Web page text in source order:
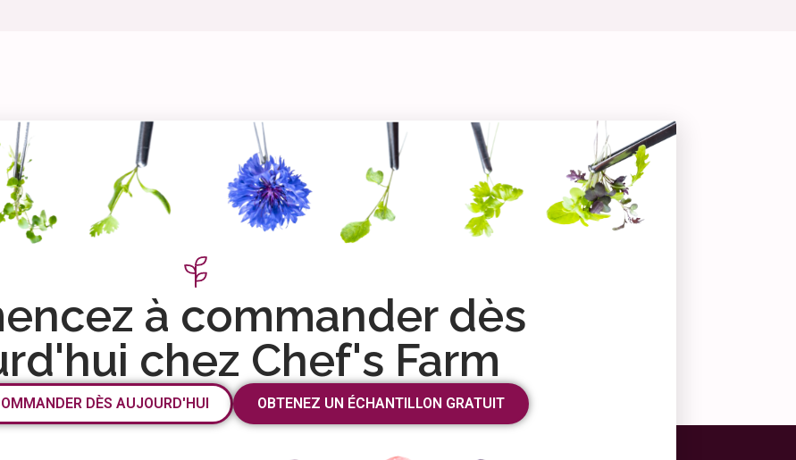
à commander dès
chez Chef's Farm
DÈS AUJOURD'HUI OBTENEZ UN ÉCHANTILLON GRATUIT